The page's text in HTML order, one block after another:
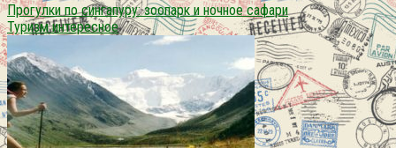
Прогулки по сингапуру: зоопарк и ночное сафари
Туризм интересное